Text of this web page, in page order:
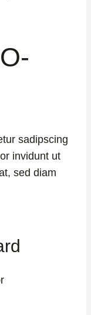
sadipscing
invidunt ut
sed diam